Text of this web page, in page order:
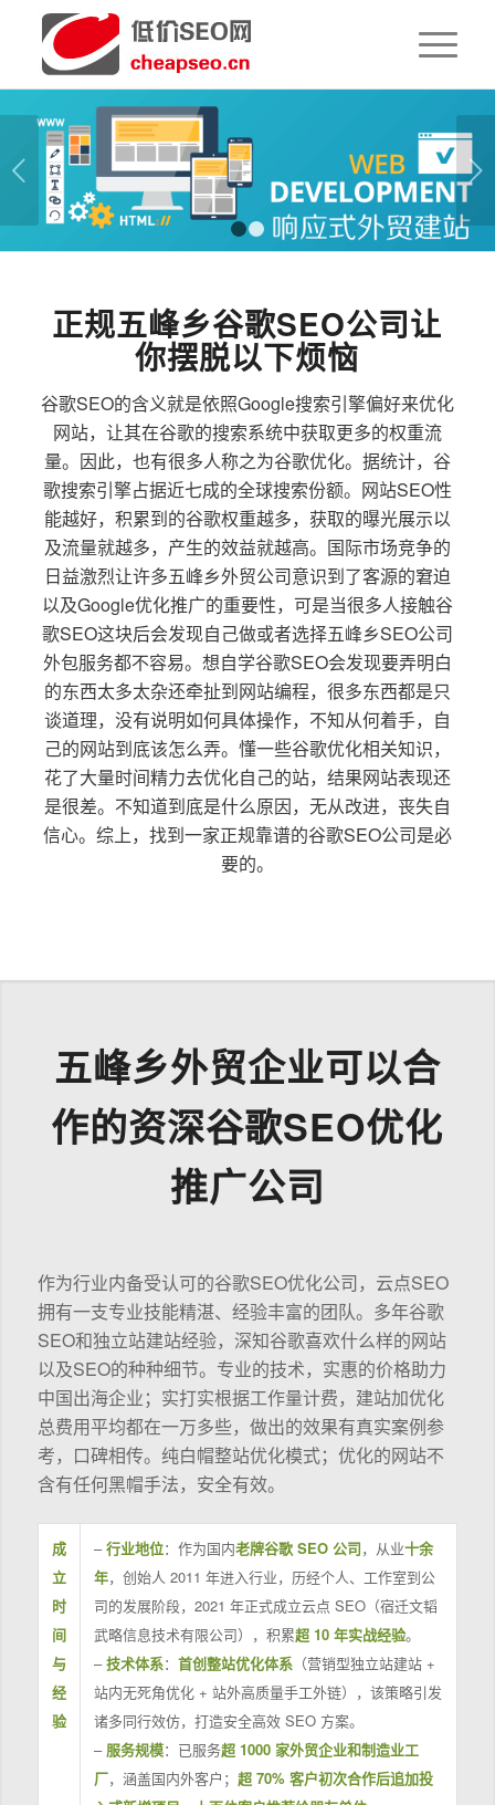
下一页
1 2
正规五峰乡谷歌SEO公司让
你摆脱以下烦恼
谷歌SEO的含义就是依照Google搜索引擎偏好来优化
网站，让其在谷歌的搜索系统中获取更多的权重流
量。因此，也有很多人称之为谷歌优化。据统计，谷
歌搜索引擎占据近七成的全球搜索份额。网站SEO性
能越好，积累到的谷歌权重越多，获取的曝光展示以
及流量就越多，产生的效益就越高。国际市场竞争的
日益激烈让许多五峰乡外贸公司意识到了客源的窘迫
以及Google优化推广的重要性，可是当很多人接触谷
歌SEO这块后会发现自己做或者选择五峰乡SEO公司
外包服务都不容易。想自学谷歌SEO会发现要弄明白
的东西太多太杂还牵扯到网站编程，很多东西都是只
谈道理，没有说明如何具体操作，不知从何着手，自
己的网站到底该怎么弄。懂一些谷歌优化相关知识，
花了大量时间精力去优化自己的站，结果网站表现还
是很差。不知道到底是什么原因，无从改进，丧失自
信心。综上，找到一家正规靠谱的谷歌SEO公司是必
要的。
五峰乡外贸企业可以合
作的资深谷歌SEO优化
推广公司
作为行业内备受认可的谷歌SEO优化公司，云点SEO
拥有一支专业技能精湛、经验丰富的团队。多年谷歌
SEO和独立站建站经验，深知谷歌喜欢什么样的网站
以及SEO的种种细节。专业的技术，实惠的价格助力
中国出海企业；实打实根据工作量计费，建站加优化
总费用平均都在一万多些，做出的效果有真实案例参
考，口碑相传。纯白帽整站优化模式；优化的网站不
含有任何黑帽手法，安全有效。
成
立
时
间
与
经
验
–行业地位：作为国内老牌谷歌 SEO 公司，从业十余
年，创始人 2011 年进入行业，历经个人、工作室到公
司的发展阶段，2021 年正式成立云点 SEO（宿迁文韬
武略信息技术有限公司），积累超 10 年实战经验。
–技术体系： 首创整站优化体系（营销型独立站建站 +
站内无死角优化 + 站外高质量手工外链），该策略引发
诸多同行效仿，打造安全高效 SEO 方案。
– 服务规模：已服务超 1000 家外贸企业和制造业工
厂，涵盖国内外客户； 超 70% 客户初次合作后追加投